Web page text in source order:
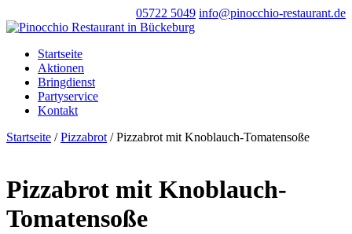
05722 5049 info@pinocchio-restaurant.de
Startseite
Aktionen
Bringdienst
Partyservice
Kontakt
Startseite /Pizzabrot / Pizzabrot mit Knoblauch-Tomatensoße
Pizzabrot mit Knoblauch-
Tomatensoße